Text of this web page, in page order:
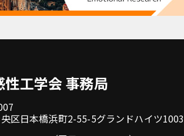
性工学会 事務局
区日本橋浜町2-55-5グランドハイツ1003